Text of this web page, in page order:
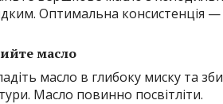
Оптимальна консистенція —
масло
масло в глибоку миску та
Масло повинно посвітліти.